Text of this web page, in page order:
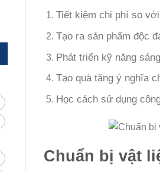
Tiết kiệm chi phí so
Tạo ra sản phẩm độc
Phát triển kỹ năng
Tạo quà tặng ý nghĩa
Học cách sử dụng
Chuẩn bị vật